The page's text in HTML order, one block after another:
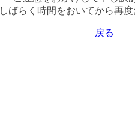
しばらく時間をおいてから再度
戻る